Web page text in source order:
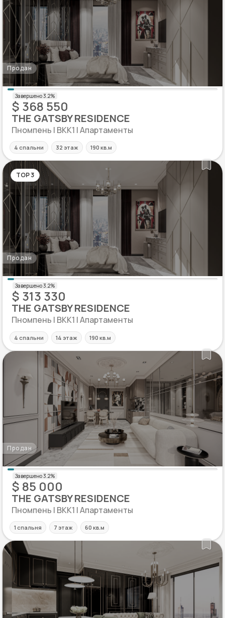
Продан
$ 368 550
THE GATSBY RESIDENCE
Пномпень | BKK1 | Апартаменты
4 спальни 32 этаж 190 кв.м
TOP 3
Продан
$ 313 330
THE GATSBY RESIDENCE
Пномпень | BKK1 | Апартаменты
4 спальни 14 этаж 190 кв.м
Продан
$ 85 000
THE GATSBY RESIDENCE
Пномпень | BKK1 | Апартаменты
1 спальня 7 этаж 60 кв.м